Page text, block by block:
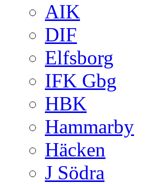
AIK
DIF
Elfsborg
IFK Gbg
HBK
Hammarby
Häcken
J Södra